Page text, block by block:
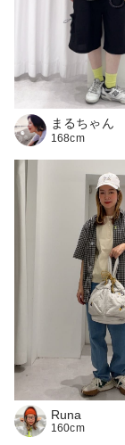
まるちゃん
168cm
Runa
160cm